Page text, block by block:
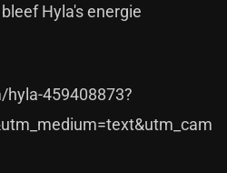
Hyla's energie
459408873?